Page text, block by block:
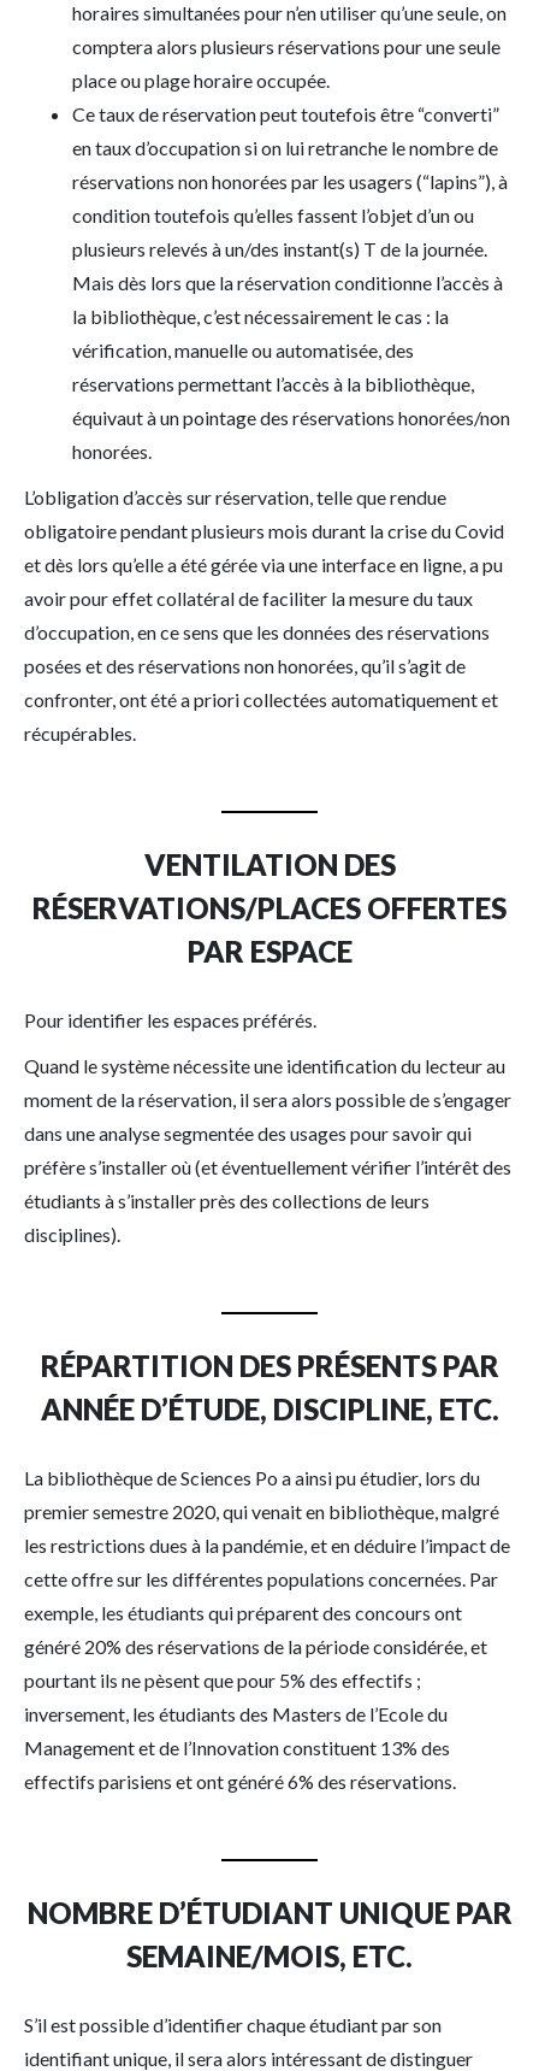
horaires simultanées pour n’en utiliser qu’une seule, on
comptera alors plusieurs réservations pour une seule
place ou plage horaire occupée.
Ce taux de réservation peut toutefois être “converti”
en taux d’occupation si on lui retranche le nombre de
réservations non honorées par les usagers (“lapins”), à
condition toutefois qu’elles fassent l’objet d’un ou
plusieurs relevés à un/des instant(s) T de la journée.
Mais dès lors que la réservation conditionne l’accès à
la bibliothèque, c’est nécessairement le cas : la
vérification, manuelle ou automatisée, des
réservations permettant l’accès à la bibliothèque,
équivaut à un pointage des réservations honorées/non
honorées.
L’obligation d’accès sur réservation, telle que rendue
obligatoire pendant plusieurs mois durant la crise du Covid
et dès lors qu’elle a été gérée via une interface en ligne, a pu
avoir pour effet collatéral de faciliter la mesure du taux
d’occupation, en ce sens que les données des réservations
posées et des réservations non honorées, qu’il s’agit de
confronter, ont été a priori collectées automatiquement et
récupérables.
VENTILATION DES
RÉSERVATIONS/PLACES OFFERTES
PAR ESPACE
Pour identifier les espaces préférés.
Quand le système nécessite une identification du lecteur au
moment de la réservation, il sera alors possible de s’engager
dans une analyse segmentée des usages pour savoir qui
préfère s’installer où (et éventuellement vérifier l’intérêt des
étudiants à s’installer près des collections de leurs
disciplines).
RÉPARTITION DES PRÉSENTS PAR
ANNÉE D’ÉTUDE, DISCIPLINE, ETC.
La bibliothèque de Sciences Po a ainsi pu étudier, lors du
premier semestre 2020, qui venait en bibliothèque, malgré
les restrictions dues à la pandémie, et en déduire l’impact de
cette offre sur les différentes populations concernées. Par
exemple, les étudiants qui préparent des concours ont
généré 20% des réservations de la période considérée, et
pourtant ils ne pèsent que pour 5% des effectifs ;
inversement, les étudiants des Masters de l’Ecole du
Management et de l’Innovation constituent 13% des
effectifs parisiens et ont généré 6% des réservations.
NOMBRE D’ÉTUDIANT UNIQUE PAR
SEMAINE/MOIS, ETC.
S’il est possible d’identifier chaque étudiant par son
identifiant unique, il sera alors intéressant de distinguer